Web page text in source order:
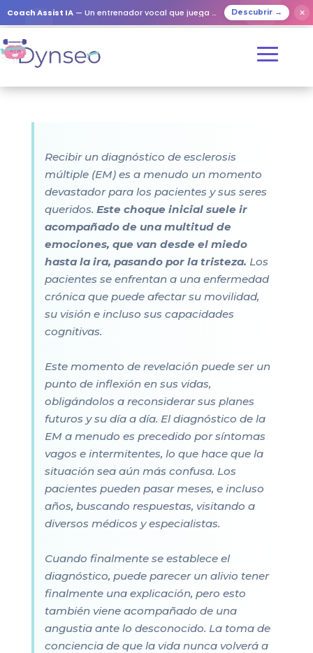
Coach Assist IA — Un entrenador vocal que juega con tus seres queridos Descubrir → ✕
Recibir un diagnóstico de esclerosis
múltiple (EM) es a menudo un momento
devastador para los pacientes y sus seres
queridos. Este choque inicial suele ir
acompañado de una multitud de
emociones, que van desde el miedo
hasta la ira, pasando por la tristeza. Los
pacientes se enfrentan a una enfermedad
crónica que puede afectar su movilidad,
su visión e incluso sus capacidades
cognitivas.
Este momento de revelación puede ser un
punto de inflexión en sus vidas,
obligándolos a reconsiderar sus planes
futuros y su día a día. El diagnóstico de la
EM a menudo es precedido por síntomas
vagos e intermitentes, lo que hace que la
situación sea aún más confusa. Los
pacientes pueden pasar meses, e incluso
años, buscando respuestas, visitando a
diversos médicos y especialistas.
Cuando finalmente se establece el
diagnóstico, puede parecer un alivio tener
finalmente una explicación, pero esto
también viene acompañado de una
angustia ante lo desconocido. La toma de
conciencia de que la vida nunca volverá a